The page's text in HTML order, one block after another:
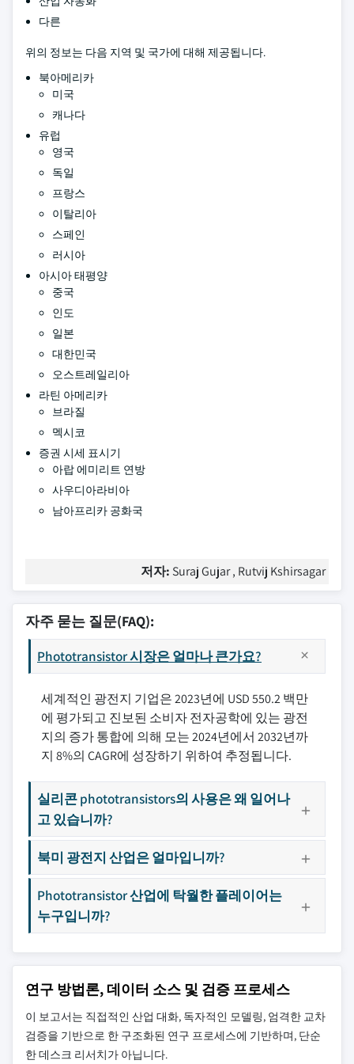
다른
위의 정보는 다음 지역 및 국가에 대해 제공됩니다.
북아메리카
미국
캐나다
유럽
영국
독일
프랑스
이탈리아
스페인
러시아
아시아 태평양
중국
인도
일본
대한민국
오스트레일리아
라틴 아메리카
브라질
멕시코
증권 시세 표시기
아랍 에미리트 연방
사우디아라비아
남아프리카 공화국
저자: Suraj Gujar , Rutvij Kshirsagar
자주 묻는 질문(FAQ):
Phototransistor 시장은 얼마나 큰가요?
세계적인 광전지 기업은 2023년에 USD 550.2 백만
에 평가되고 진보된 소비자 전자공학에 있는 광전
지의 증가 통합에 의해 모는 2024년에서 2032년까
지 8%의 CAGR에 성장하기 위하여 추정됩니다.
실리콘 phototransistors의 사용은 왜 일어나
고 있습니까?
북미 광전지 산업은 얼마입니까?
Phototransistor 산업에 탁월한 플레이어는
누구입니까?
연구 방법론, 데이터 소스 및 검증 프로세스
이 보고서는 직접적인 산업 대화, 독자적인 모델링, 엄격한 교차
검증을 기반으로 한 구조화된 연구 프로세스에 기반하며, 단순
한 데스크 리서치가 아닙니다.